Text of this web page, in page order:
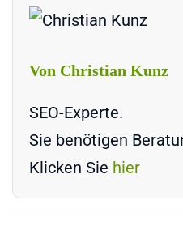
Von Christian Kunz
SEO-Experte.
Sie benötigen
Klicken Sie hier